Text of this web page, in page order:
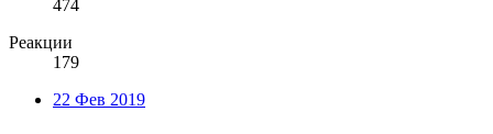
474
Реакции
179
22 Фев 2019